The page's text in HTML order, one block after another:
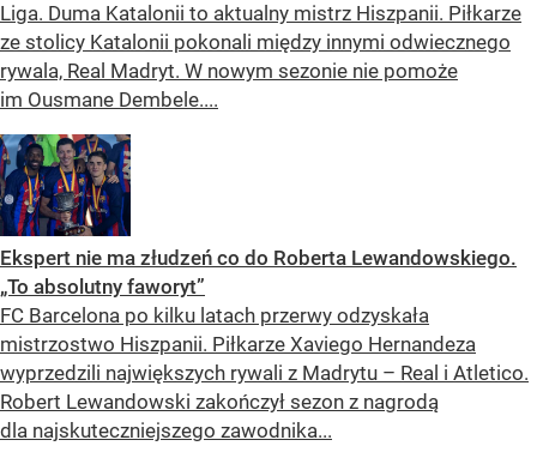
Liga. Duma Katalonii to aktualny mistrz Hiszpanii. Piłkarze
ze stolicy Katalonii pokonali między innymi odwiecznego
rywala, Real Madryt. W nowym sezonie nie pomoże
im Ousmane Dembele....
Ekspert nie ma złudzeń co do Roberta Lewandowskiego.
„To absolutny faworyt”
FC Barcelona po kilku latach przerwy odzyskała
mistrzostwo Hiszpanii. Piłkarze Xaviego Hernandeza
wyprzedzili największych rywali z Madrytu – Real i Atletico.
Robert Lewandowski zakończył sezon z nagrodą
dla najskuteczniejszego zawodnika...